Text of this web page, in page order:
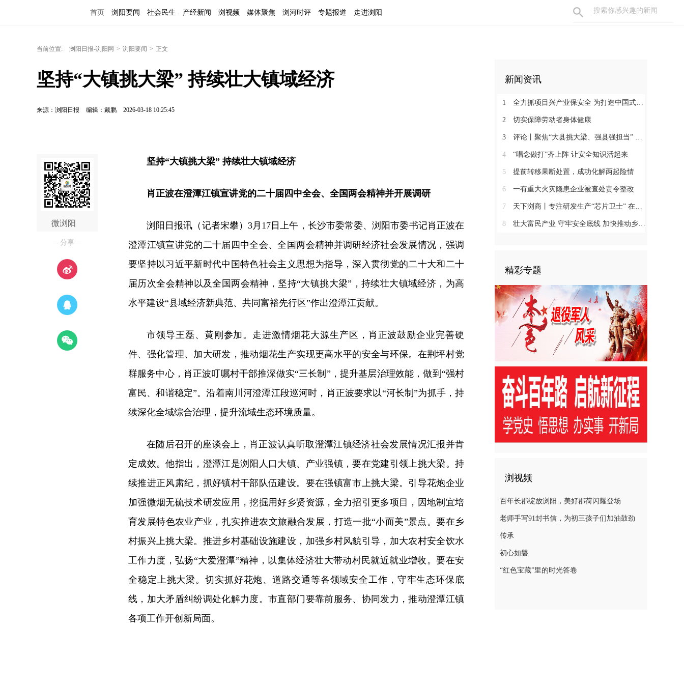
首页 浏阳要闻 社会民生 产经新闻 浏视频 媒体聚焦 浏河时评 专题报道 走进浏阳
当前位置: 浏阳日报-浏阳网 > 浏阳要闻 > 正文
坚持“大镇挑大梁” 持续壮大镇域经济
来源：浏阳日报 编辑：戴鹏 2026-03-18 10:25:45
微浏阳
—分享—
坚持“大镇挑大梁” 持续壮大镇域经济
肖正波在澄潭江镇宣讲党的二十届四中全会、全国两会精神并开展调研
浏阳日报讯（记者宋攀）3月17日上午，长沙市委常委、浏阳市委书记肖正波在
澄潭江镇宣讲党的二十届四中全会、全国两会精神并调研经济社会发展情况，强调
要坚持以习近平新时代中国特色社会主义思想为指导，深入贯彻党的二十大和二十
届历次全会精神以及全国两会精神，坚持“大镇挑大梁”，持续壮大镇域经济，为高
水平建设“县域经济新典范、共同富裕先行区”作出澄潭江贡献。
市领导王磊、黄刚参加。走进激情烟花大源生产区，肖正波鼓励企业完善硬
件、强化管理、加大研发，推动烟花生产实现更高水平的安全与环保。在荆坪村党
群服务中心，肖正波叮嘱村干部推深做实“三长制”，提升基层治理效能，做到“强村
富民、和谐稳定”。沿着南川河澄潭江段巡河时，肖正波要求以“河长制”为抓手，持
续深化全域综合治理，提升流域生态环境质量。
在随后召开的座谈会上，肖正波认真听取澄潭江镇经济社会发展情况汇报并肯
定成效。他指出，澄潭江是浏阳人口大镇、产业强镇，要在党建引领上挑大梁。持
续推进正风肃纪，抓好镇村干部队伍建设。要在强镇富市上挑大梁。引导花炮企业
加强微烟无硫技术研发应用，挖掘用好乡贤资源，全力招引更多项目，因地制宜培
育发展特色农业产业，扎实推进农文旅融合发展，打造一批“小而美”景点。要在乡
村振兴上挑大梁。推进乡村基础设施建设，加强乡村风貌引导，加大农村安全饮水
工作力度，弘扬“大爱澄潭”精神，以集体经济壮大带动村民就近就业增收。要在安
全稳定上挑大梁。切实抓好花炮、道路交通等各领域安全工作，守牢生态环保底
线，加大矛盾纠纷调处化解力度。市直部门要靠前服务、协同发力，推动澄潭江镇
各项工作开创新局面。
新闻资讯
1 全力抓项目兴产业保安全 为打造中国式现代化县域示范作出更大贡献
2 切实保障劳动者身体健康
3 评论丨聚焦“大县挑大梁、强县强担当” 保持定力真抓实干奋发作为
4 “唱念做打”齐上阵 让安全知识活起来
5 提前转移果断处置，成功化解两起险情
6 一有重大火灾隐患企业被查处责令整改
7 天下浏商丨专注研发生产“芯片卫士” 在半导体红海中搏出“隐形冠军”
8 壮大富民产业 守牢安全底线 加快推动乡村全面振兴
精彩专题
浏视频
百年长郡绽放浏阳，美好郡荷闪耀登场
老师手写91封书信，为初三孩子们加油鼓劲
传承
初心如磐
“红色宝藏”里的时光答卷